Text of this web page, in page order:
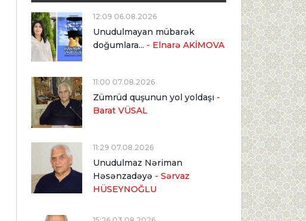
12:09 06.08.2026
Unudulmayan mübarək
doğumlara... - Elnarə AKİMOVA
11:00 07.08.2026
Zümrüd quşunun yol yoldaşı -
Barat VÜSAL
11:29 07.08.2026
Unudulmaz Nəriman
Həsənzadəyə - Sərvaz
HÜSEYNOĞLU